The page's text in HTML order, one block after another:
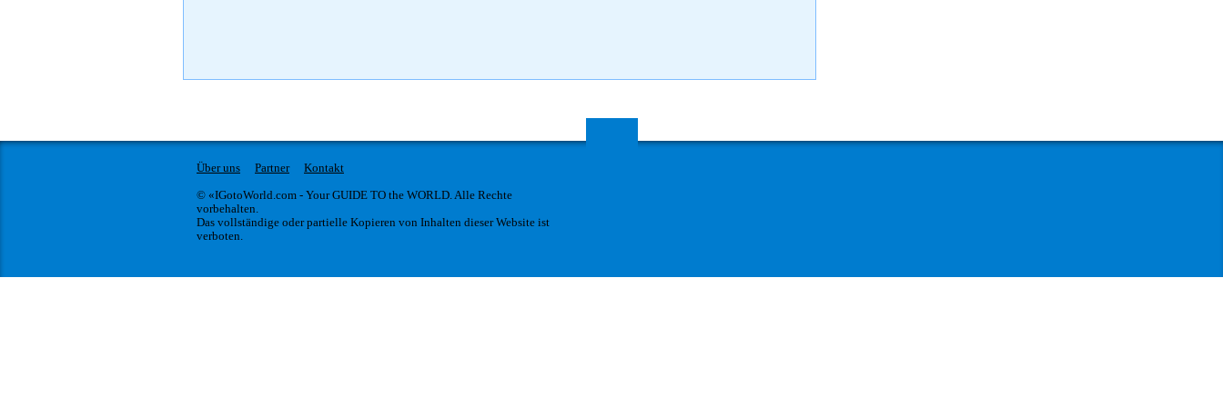
Über uns Partner
Kontakt
© «IGotoWorld.com - Your GUIDE TO the WORLD. Alle Rechte
vorbehalten.
Das vollständige oder partielle Kopieren von Inhalten dieser Website ist
verboten.